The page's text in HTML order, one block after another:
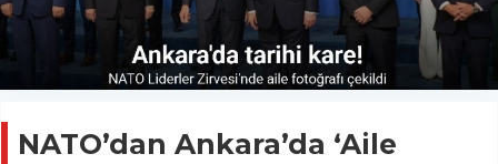
NATO’dan Ankara’da ‘Aile